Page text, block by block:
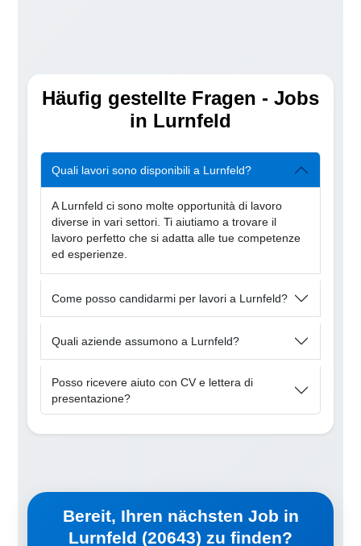
Häufig gestellte Fragen - Jobs
in Lurnfeld
Quali lavori sono disponibili a Lurnfeld?
A Lurnfeld ci sono molte opportunità di lavoro
diverse in vari settori. Ti aiutiamo a trovare il
lavoro perfetto che si adatta alle tue competenze
ed esperienze.
Come posso candidarmi per lavori a Lurnfeld?
Quali aziende assumono a Lurnfeld?
Posso ricevere aiuto con CV e lettera di
presentazione?
Bereit, Ihren nächsten Job in
Lurnfeld (20643) zu finden?